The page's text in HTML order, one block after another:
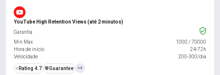
YouTube High Retention Views (até 2 minutos)
Garantia
Min Max
1000 /70000
Hora de início
24-72h
Velocidade
200-300/dia
⭐ Rating 4.7 ️🛡️Guarantee +3